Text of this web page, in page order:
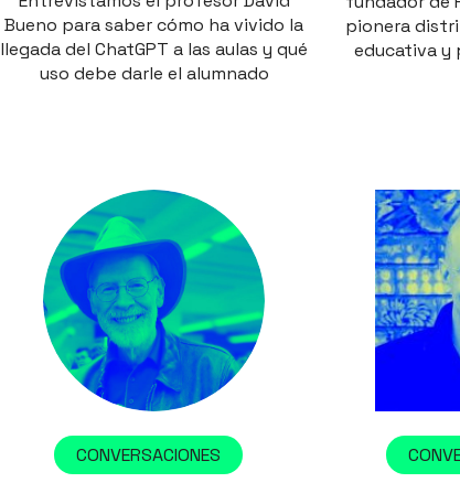
Bueno para saber cómo ha vivido la
llegada del ChatGPT a las aulas y qué
uso debe darle el alumnado
pionera
educativa y
CONVERSACIONES